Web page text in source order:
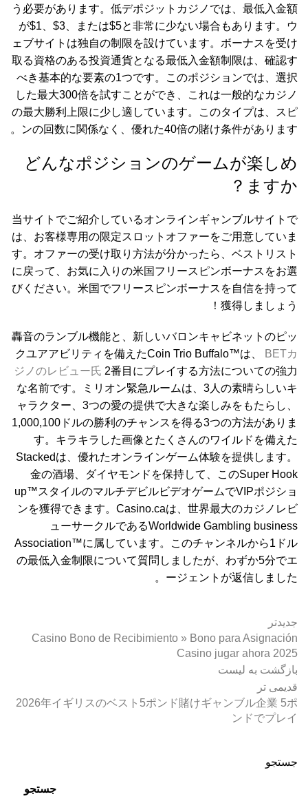
う必要があります。低デポジットカジノでは、最低入金額
が$1、$3、または$5と非常に少ない場合もあります。ウ
ェブサイトは独自の制限を設けています。ボーナスを受け
取る資格のある投資通貨となる最低入金額制限は、確認す
べき基本的な要素の1つです。このポジションでは、選択
した最大300倍を試すことができ、これは一般的なカジノ
の最大勝利上限に少し適しています。このタイプは、スピ
ンの回数に関係なく、優れた40倍の賭け条件があります。
どんなポジションのゲームが楽しめ
ますか？
当サイトでご紹介しているオンラインギャンブルサイトで
は、お客様専用の限定スロットオファーをご用意していま
す。オファーの受け取り方法が分かったら、ベストリスト
に戻って、お気に入りの米国フリースピンボーナスをお選
びください。米国でフリースピンボーナスを自信を持って
獲得しましょう！
轟音のランブル機能と、新しいバロンキャビネットのピッ
クユアアビリティを備えたCoin Trio Buffalo™は、
BETカ
ジノのレビュー氏 2番目にプレイする方法についての強力
な名前です。ミリオン緊急ルームは、3人の素晴らしいキ
ャラクター、3つの愛の提供で大きな楽しみをもたらし、
1,000,100ドルの勝利のチャンスを得る3つの方法がありま
す。キラキラした画像とたくさんのワイルドを備えた
Stackedは、優れたオンラインゲーム体験を提供します。
金の酒場、ダイヤモンドを保持して、このSuper Hook
up™スタイルのマルチデビルビデオゲームでVIPポジショ
ンを獲得できます。Casino.caは、世界最大のカジノレビ
ューサークルであるWorldwide Gambling business
Association™に属しています。このチャンネルから1ドル
の最低入金制限について質問しましたが、わずか5分でエ
ージェントが返信しました。
جدیدتر
Casino Bono de Recibimiento » Bono para Asignación
Casino jugar ahora 2025
بازگشت به لیست
قدیمی تر
2026年イギリスのベスト5ポンド賭けギャンブル企業 5ポ
ンドでプレイ
جستجو
جستجو